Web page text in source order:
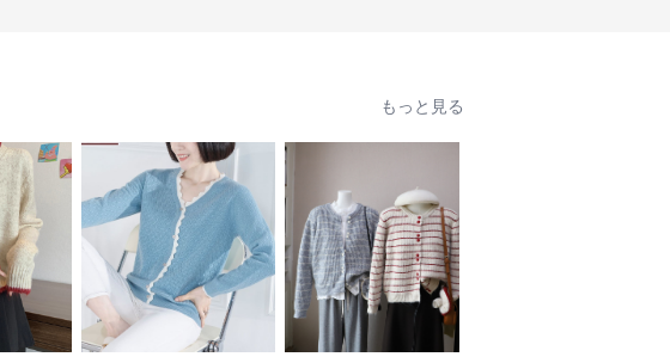
もっと見る